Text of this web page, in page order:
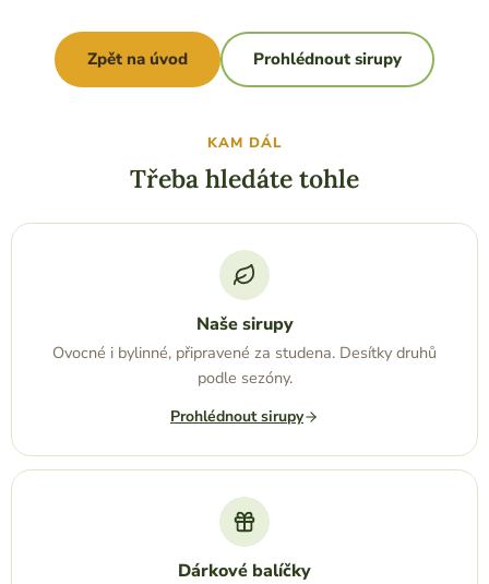
Zpět na úvod Prohlédnout sirupy
KAM DÁL
Třeba hledáte tohle
Naše sirupy
Ovocné i bylinné, připravené za studena. Desítky druhů
podle sezóny.
Prohlédnout sirupy
Dárkové balíčky